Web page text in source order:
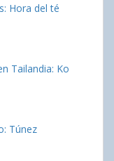
Hora del té
Tailandia: Ko
Túnez